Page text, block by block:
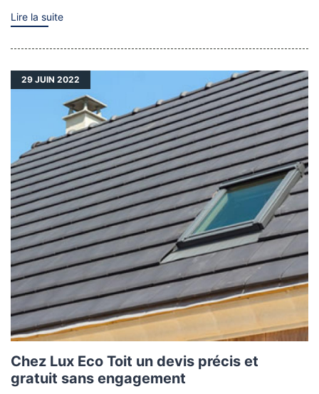
Lire la suite
29 JUIN 2022
Chez Lux Eco Toit un devis précis et
gratuit sans engagement